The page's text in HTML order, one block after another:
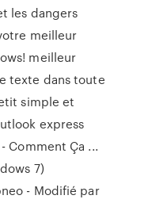
les dangers
meilleur
meilleur
texte dans toute
simple et
express
Comment Ça ...
7)
- Modifié par